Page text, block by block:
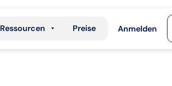
Ressourcen Preise Anmelden